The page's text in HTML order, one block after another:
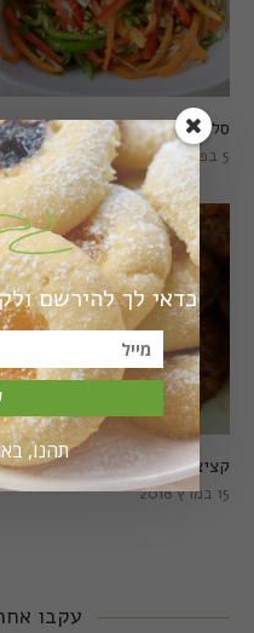
סלט פלפלים טרי וצבעוני
5 בפברואר 2021
6
קציצות כרישה מושלמות
15 במרץ 2018
עקבו
כדאי לך להירשם
תהנו,